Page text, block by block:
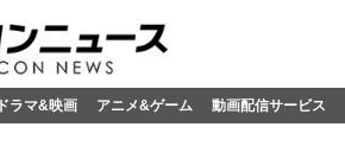
ドラマ&映画 アニメ&ゲーム 動画配信サービス